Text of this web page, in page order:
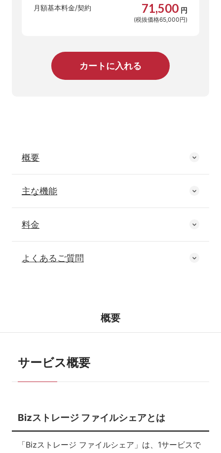
月額基本料金/契約 71,500 円
(税抜価格65,000円)
概要
主な機能
料金
よくあるご質問
概要
サービス概要
Bizストレージ ファイルシェアとは
「Bizストレージ ファイルシェア」は、1サービスで